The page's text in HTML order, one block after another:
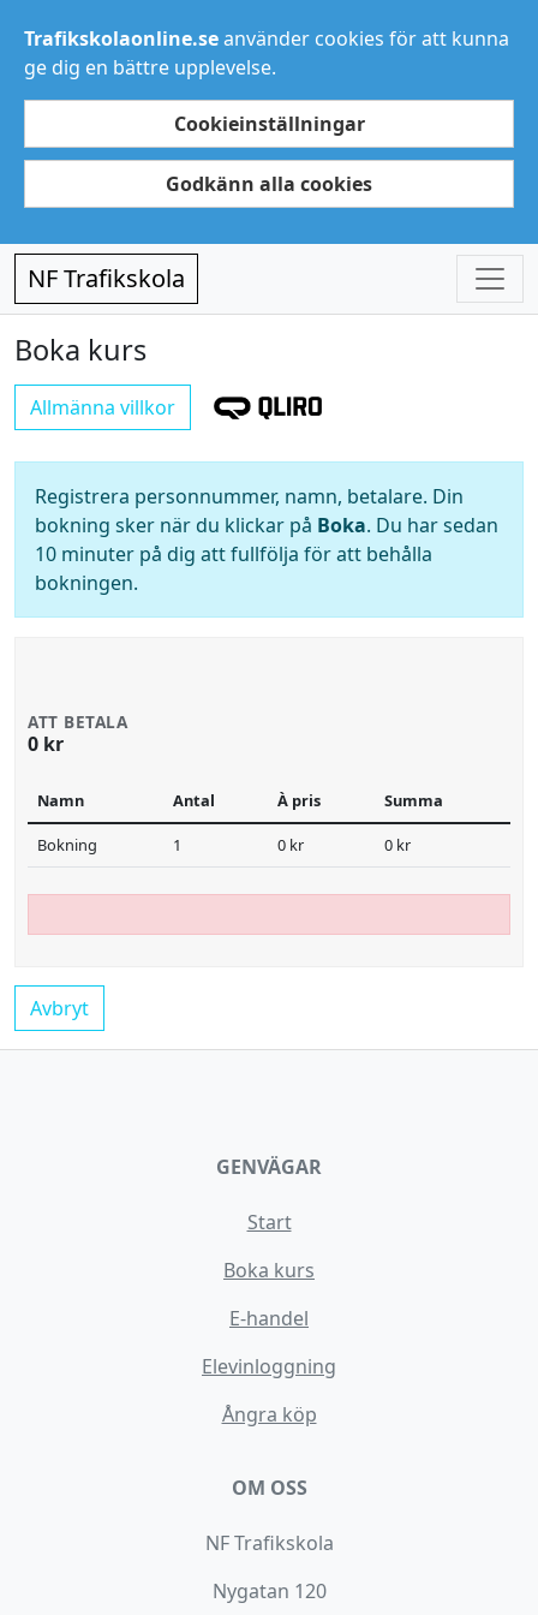
Trafikskolaonline.seanvänder cookies för att kunna
ge dig en bättre upplevelse.
Cookieinställningar
Godkänn alla cookies
NF Trafikskola
Boka kurs
Allmänna villkor
Registrera personnummer, namn, betalare. Din
bokning sker när du klickar på Boka. Du har sedan
10 minuter på dig att fullfölja för att behålla
bokningen.
ATT BETALA
0 kr
Namn Antal À pris Summa
Bokning 1 0 kr 0 kr
Avbryt
GENVÄGAR
Start
Boka kurs
E-handel
Elevinloggning
Ångra köp
OM OSS
NF Trafikskola
Nygatan 120